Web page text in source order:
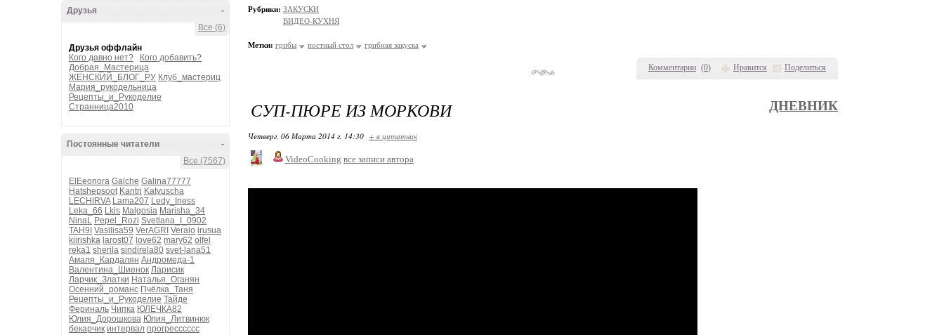
-
Друзья
Все (6)
Друзья оффлайн
Кого давно нет?
Кого добавить?
Добрая_Мастерица
ЖЕНСКИЙ_БЛОГ_РУ Клуб_мастериц
Мария_рукодельница
Рецепты_и_Рукоделие
Странница2010
-
Постоянные читатели
Все (7567)
ElEeonora Galche Galina77777
Hatshepsoot Kantri Katyuscha
LECHIRVA Lama207 Ledy_Iness
Leka_66 Lkis Malgosia Marisha_34
NinaL Pepel_Rozi Svetlana_I_0902
TAH9I Vasilisa59 VerAGRI Veralo irusua
kiirishka larost07 love62 mary62 olfel
reka1 sherila sindirela80 svet-lana51
Амаля_Кардалян Андромеда-1
Валентина_Шиенок Ларисик
Ларчик_Златки Наталья_Оганян
Осенний_романс Пчёлка_Таня
Рецепты_и_Рукоделие Тайде
Фериналь Чипка ЮЛЕЧКА82
Юлия_Дорошкова Юлия_Литвинюк
бекарчик интервал прогресссссс
Комментарии (0) Нравится Поделиться
Рубрики: ЗАКУСКИ
ВИДЕО-КУХНЯ
Метки: грибы постный стол грибная закуска
СУП-ПЮРЕ ИЗ МОРКОВИ ДНЕВНИК
Четверг, 06 Марта 2014 г. 14:30 + в цитатник
VideoCooking все записи автора